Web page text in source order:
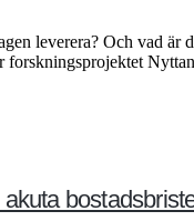
leverera? Och vad